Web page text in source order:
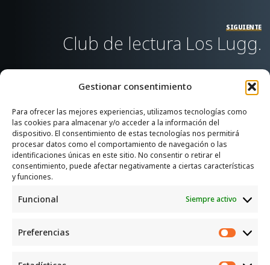
Gestionar consentimiento
Para ofrecer las mejores experiencias, utilizamos tecnologías como
las cookies para almacenar y/o acceder a la información del
dispositivo. El consentimiento de estas tecnologías nos permitirá
procesar datos como el comportamiento de navegación o las
identificaciones únicas en este sitio. No consentir o retirar el
consentimiento, puede afectar negativamente a ciertas características
y funciones.
Funcional Siempre activo
Preferencias
SIGUIENTE
Club de lectura Los Lugg.
SERVICIOS
Recogida e intercambio de ropa y enseres.
INFORMACIÓN
Política de privacidad
CONTACTO